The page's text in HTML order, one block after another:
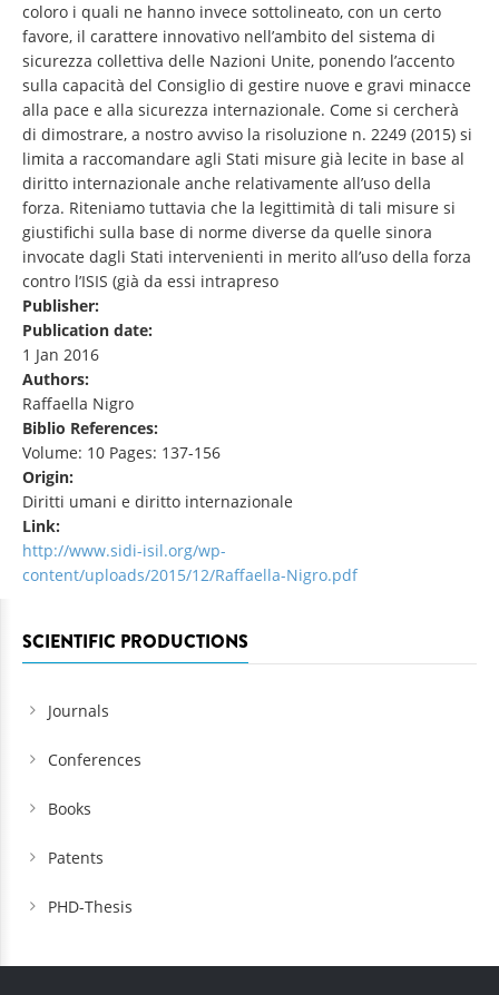
coloro i quali ne hanno invece sottolineato, con un certo
favore, il carattere innovativo nell’ambito del sistema di
sicurezza collettiva delle Nazioni Unite, ponendo l’accento
sulla capacità del Consiglio di gestire nuove e gravi minacce
alla pace e alla sicurezza internazionale. Come si cercherà
di dimostrare, a nostro avviso la risoluzione n. 2249 (2015) si
limita a raccomandare agli Stati misure già lecite in base al
diritto internazionale anche relativamente all’uso della
forza. Riteniamo tuttavia che la legittimità di tali misure si
giustifichi sulla base di norme diverse da quelle sinora
invocate dagli Stati intervenienti in merito all’uso della forza
contro l’ISIS (già da essi intrapreso
Publisher:
Publication date:
1 Jan 2016
Authors:
Raffaella Nigro
Biblio References:
Volume: 10 Pages: 137-156
Origin:
Diritti umani e diritto internazionale
Link:
http://www.sidi-isil.org/wp-
content/uploads/2015/12/Raffaella-Nigro.pdf
SCIENTIFIC PRODUCTIONS
Journals
Conferences
Books
Patents
PHD-Thesis